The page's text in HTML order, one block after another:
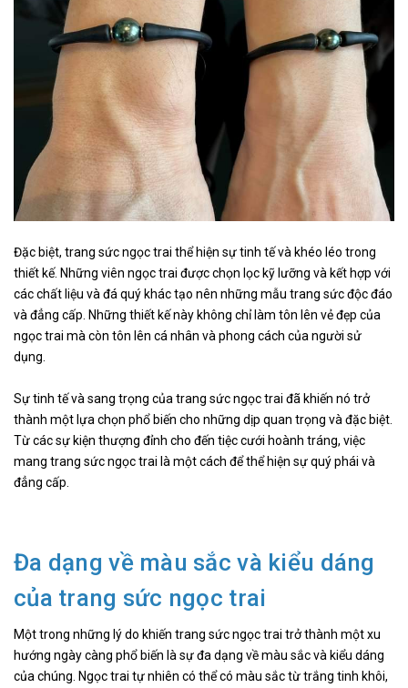
Đặc biệt, trang sức ngọc trai thể hiện sự tinh tế và khéo léo trong
thiết kế. Những viên ngọc trai được chọn lọc kỹ lưỡng và kết hợp với
các chất liệu và đá quý khác tạo nên những mẫu trang sức độc đáo
và đẳng cấp. Những thiết kế này không chỉ làm tôn lên vẻ đẹp của
ngọc trai mà còn tôn lên cá nhân và phong cách của người sử
dụng.
Sự tinh tế và sang trọng của trang sức ngọc trai đã khiến nó trở
thành một lựa chọn phổ biến cho những dịp quan trọng và đặc biệt.
Từ các sự kiện thượng đỉnh cho đến tiệc cưới hoành tráng, việc
mang trang sức ngọc trai là một cách để thể hiện sự quý phái và
đẳng cấp.
Đa dạng về màu sắc và kiểu dáng
của trang sức ngọc trai
Một trong những lý do khiến trang sức ngọc trai trở thành một xu
hướng ngày càng phổ biến là sự đa dạng về màu sắc và kiểu dáng
của chúng. Ngọc trai tự nhiên có thể có màu sắc từ trắng tinh khôi,